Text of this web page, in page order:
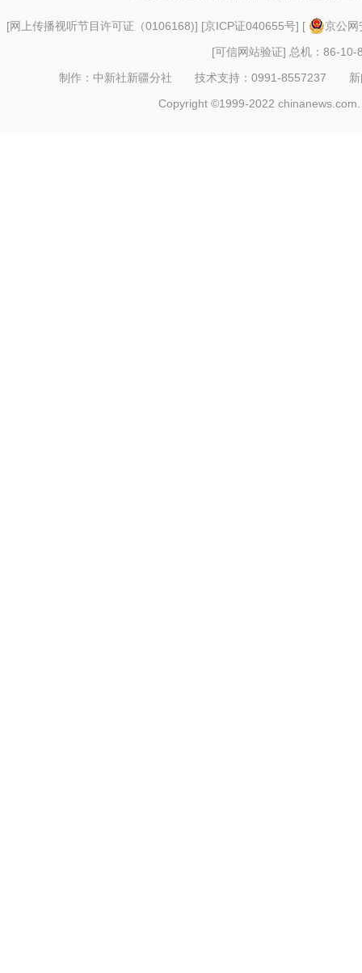
[网上传播视听节目许可证（0106168)] [京ICP证040655号] [
京公
[可信网站验证] 总机：86-10-
制作：中新社新疆分社 技术支持：0991-8557237
Copyright ©1999-2022